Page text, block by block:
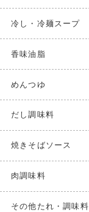
冷し・冷麺スープ
香味油脂
めんつゆ
だし調味料
焼きそばソース
肉調味料
その他たれ・調味料